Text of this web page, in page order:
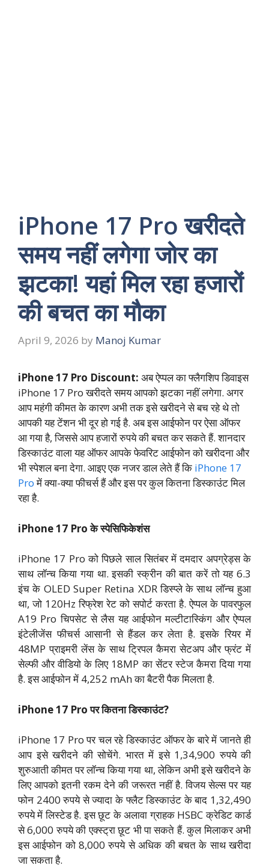
iPhone 17 Pro खरीदते
समय नहीं लगेगा जोर का
झटका! यहां मिल रहा हजारों
की बचत का मौका
April 9, 2026 by Manoj Kumar
iPhone 17 Pro Discount: अब ऐप्पल का फ्लैगशिप डिवाइस
iPhone 17 Proखरीदते समय आपको झटका नहीं लगेगा. अगर
आप महंगी कीमत के कारण अभी तक इसे खरीदने से बच रहे थे तो
आपकी यह टेंशन भी दूर हो गई है. अब इस आईफोन पर ऐसा ऑफर
आ गया है, जिससे आप हजारों रुपये की बचत कर सकते हैं. शानदार
डिस्काउंट वाला यह ऑफर आपके फेवरिट आईफोन को खरीदना और
भी स्पेशल बना देगा. आइए एक नजर डाल लेते हैं कि iPhone 17
Proमें क्या-क्या फीचर्स हैं और इस पर कुल कितना डिस्काउंट मिल
रहा है.
iPhone 17 Pro के स्पेसिफिकेशंस
iPhone 17 Pro को पिछले साल सितंबर में दमदार अपग्रेड्स के
साथ लॉन्च किया गया था. इसकी स्क्रीन की बात करें तो यह 6.3
इंच के OLED Super Retina XDR डिस्प्ले के साथ लॉन्च हुआ
था, जो 120Hz रिफ्रेश रेट को सपोर्ट करता है. ऐप्पल के पावरफुल
A19 Pro चिपसेट से लैस यह आईफोन मल्टीटास्किंग और ऐप्पल
इंटेलीजेंस फीचर्स आसानी से हैंडल कर लेता है. इसके रियर में
48MP प्राइमरी लेंस के साथ ट्रिपल कैमरा सेटअप और फ्रंट में
सेल्फी और वीडियो के लिए 18MP का सेंटर स्टेज कैमरा दिया गया
है. इस आईफोन में 4,252 mAh का बैटरी पैक मिलता है.
iPhone 17 Pro पर कितना डिस्काउंट?
iPhone 17 Pro पर चल रहे डिस्काउंट ऑफर के बारे में जानते ही
आप इसे खरीदने की सोचेंगे. भारत में इसे 1,34,900 रुपये की
शुरुआती कीमत पर लॉन्च किया गया था, लेकिन अभी इसे खरीदने के
लिए आपको इतनी रकम देने की जरूरत नहीं है. विजय सेल्स पर यह
फोन 2400 रुपये से ज्यादा के फ्लैट डिस्काउंट के बाद 1,32,490
रुपये में लिस्टेड है. इस छूट के अलावा ग्राहक HSBC क्रेडिट कार्ड
से 6,000 रुपये की एक्स्ट्रा छूट भी पा सकते हैं. कुल मिलाकर अभी
इस आईफोन को 8,000 रुपये से अधिक की बचत के साथ खरीदा
जा सकता है.